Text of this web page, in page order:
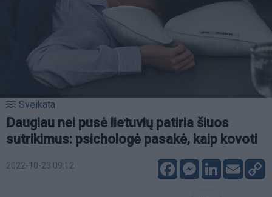
Sveikata
Daugiau nei pusė lietuvių patiria šiuos
sutrikimus: psichologė pasakė, kaip kovoti
2022-10-23 09:12 FacebookMessenger
LinkedIn
Email